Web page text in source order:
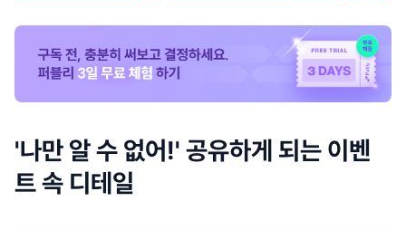
'나만 알 수 없어!' 공유하게 되는 이벤
트 속 디테일